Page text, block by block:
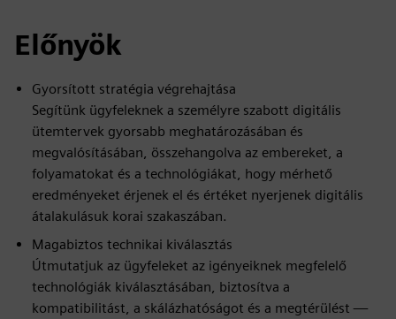
Előnyök
Gyorsított stratégia végrehajtása
Segítünk ügyfeleknek a személyre szabott digitális
ütemtervek gyorsabb meghatározásában és
megvalósításában, összehangolva az embereket, a
folyamatokat és a technológiákat, hogy mérhető
eredményeket érjenek el és értéket nyerjenek digitális
átalakulásuk korai szakaszában.
Magabiztos technikai kiválasztás
Útmutatjuk az ügyfeleket az igényeiknek megfelelő
technológiák kiválasztásában, biztosítva a
kompatibilitást, a skálázhatóságot és a megtérülést —